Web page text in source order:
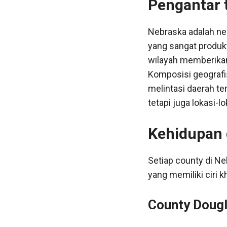
Pengantar
Nebraska adalah
yang sangat
wilayah
Komposisi
melintasi daerah
tetapi juga lokasi-
Setiap county di
yang memiliki ciri
County